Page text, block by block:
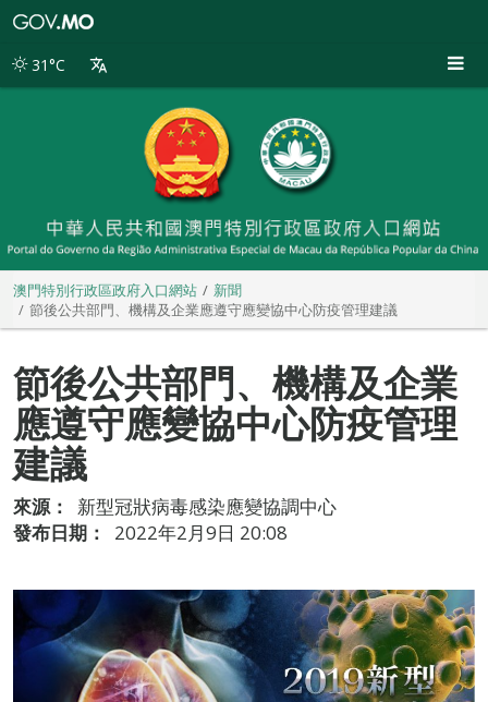
別
31°C
澳門特別行政區政府入口網站
新聞
節後公共部門、機構及企業應遵守應變協中心防疫管理建議
節後公共部門、機構及企業
應遵守應變協中心防疫管理
建議
來源：
新型冠狀病毒感染應變協調中心
發布日期：
2022年2月9日 20:08